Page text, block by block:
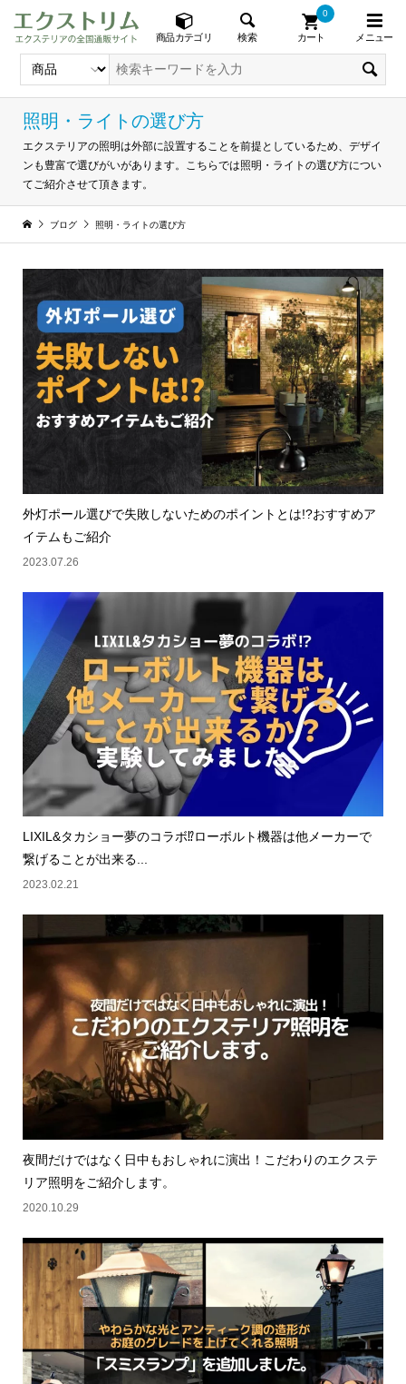
商品カテゴリ 検索 カート
0
メニュー
照明・ライトの選び方
エクステリアの照明は外部に設置することを前提としているため、デザイ
ンも豊富で選びがいがあります。こちらでは照明・ライトの選び方につい
てご紹介させて頂きます。
ブログ 照明・ライトの選び方
外灯ポール選びで失敗しないためのポイントとは!?おすすめア
イテムもご紹介
2023.07.26
LIXIL&タカショー夢のコラボ⁉ローボルト機器は他メーカーで
繋げることが出来る...
2023.02.21
夜間だけではなく日中もおしゃれに演出！こだわりのエクステ
リア照明をご紹介します。
2020.10.29